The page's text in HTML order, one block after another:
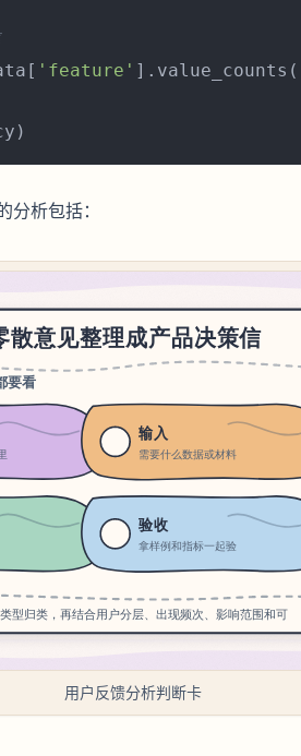
'feature'
析包括：
用户反馈分析判断卡